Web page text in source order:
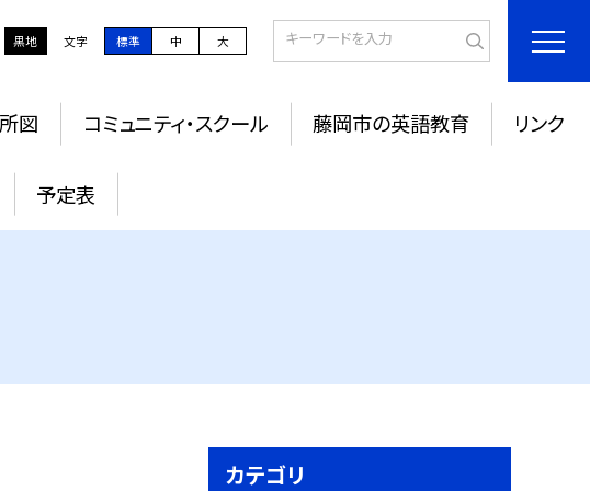
黒地 文字 標準 中 大
図 コミュニティ・スクール 藤岡市の英語教育 リンク
予定表
カテゴリ